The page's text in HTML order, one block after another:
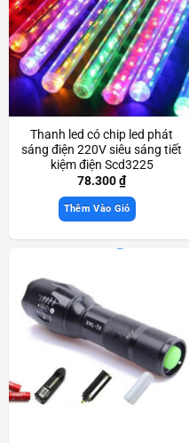
Thanh led có chip led phát
sáng điện 220V siêu sáng tiết
kiệm điện Scd3225
78.300₫
Thêm Vào Giỏ